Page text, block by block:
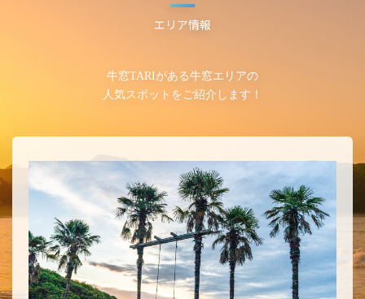
エリア情報
牛窓TARIがある牛窓エリアの
人気スポットをご紹介します！